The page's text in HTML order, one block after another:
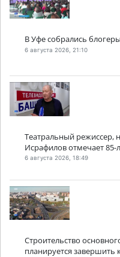
В Уфе собрались
6 августа 2026, 21:10
Театральный режиссер,
Исрафилов отмечает
6 августа 2026, 18:49
Строительство
планируется завершить